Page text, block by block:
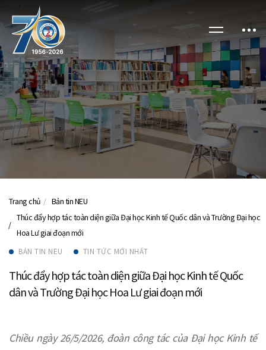
Trang chủ
Bản tin NEU
Thúc đẩy hợp tác toàn diện giữa Đại học Kinh tế Quốc dân và Trường Đại học
Hoa Lư giai đoạn mới
BẢN TIN NEU TIN TỨC MỚI NHẤT
Thúc đẩy hợp tác toàn diện giữa Đại học Kinh tế Quốc
dân và Trường Đại học Hoa Lư giai đoạn mới
Chiều ngày 26/5/2026, đoàn công tác của Đại học Kinh tế